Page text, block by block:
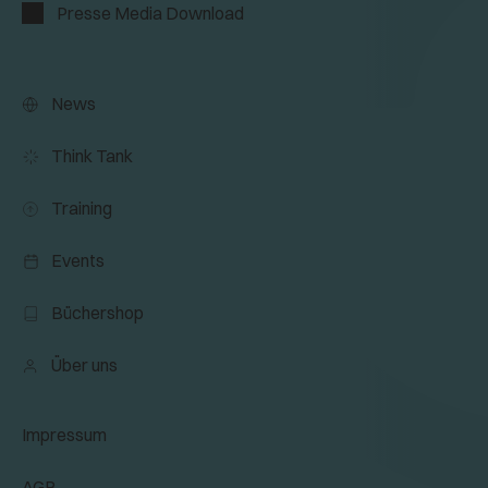
Presse Media Download
News
Think Tank
Training
Events
Büchershop
Über uns
Impressum